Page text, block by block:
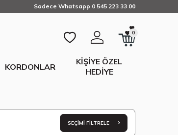
Sadece Whatsapp 0 545 223 33 00
0
KORDONLAR
KIŞIYE ÖZEL
HEDIYE
SEÇIMI FILTRELE